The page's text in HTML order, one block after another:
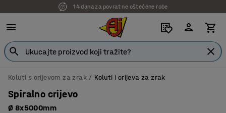
7 godina garancije
Koluti s crijevom za zrak Koluti i crijeva za zrak
Spiralno crijevo
Ø 8x5000mm